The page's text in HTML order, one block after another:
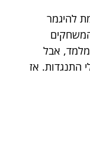
להיגמר
אבל
התנגדות. אז